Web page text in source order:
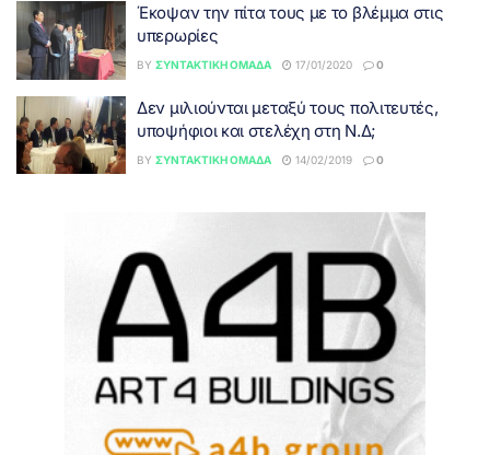
Έκοψαν την πίτα τους με το βλέμμα στις
υπερωρίες
BY ΣΥΝΤΑΚΤΙΚΉ ΟΜΆΔΑ 17/01/2020 0
Δεν μιλιούνται μεταξύ τους πολιτευτές,
υποψήφιοι και στελέχη στη Ν.Δ;
BY ΣΥΝΤΑΚΤΙΚΉ ΟΜΆΔΑ 14/02/2019 0